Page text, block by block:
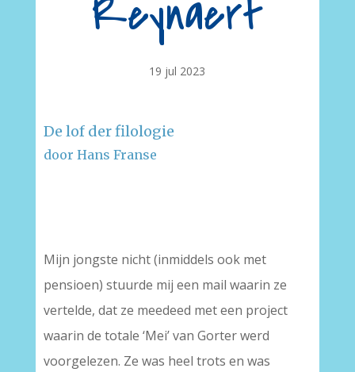
Reynaert
19 jul 2023
De lof der filologie
door Hans Franse
Mijn jongste nicht (inmiddels ook met
pensioen) stuurde mij een mail waarin ze
vertelde, dat ze meedeed met een project
waarin de totale ‘Mei’ van Gorter werd
voorgelezen. Ze was heel trots en was